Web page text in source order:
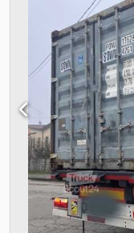
385.55 r 22.5 الفرامل
المانعة للانغلاق (ABS),